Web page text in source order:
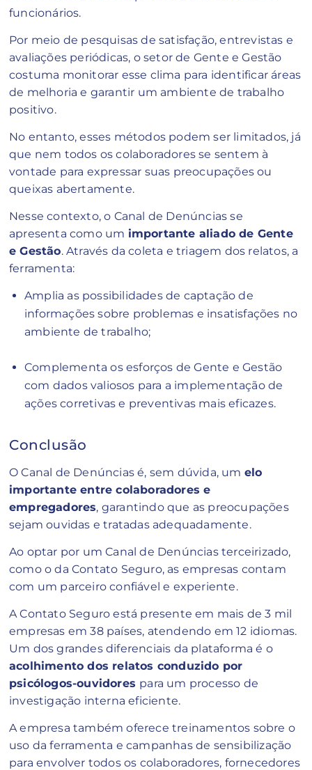
funcionários.
Por meio de pesquisas de satisfação, entrevistas e
avaliações periódicas, o setor de Gente e Gestão
costuma monitorar esse clima para identificar áreas
de melhoria e garantir um ambiente de trabalho
positivo.
No entanto, esses métodos podem ser limitados, já
que nem todos os colaboradores se sentem à
vontade para expressar suas preocupações ou
queixas abertamente.
Nesse contexto, o Canal de Denúncias se
apresenta como um importante aliado de Gente
e Gestão. Através da coleta e triagem dos relatos, a
ferramenta:
Amplia as possibilidades de captação de
informações sobre problemas e insatisfações no
ambiente de trabalho;
Complementa os esforços de Gente e Gestão
com dados valiosos para a implementação de
ações corretivas e preventivas mais eficazes.
Conclusão
O Canal de Denúncias é, sem dúvida, um elo
importante entre colaboradores e
empregadores, garantindo que as preocupações
sejam ouvidas e tratadas adequadamente.
Ao optar por um Canal de Denúncias terceirizado,
como o da Contato Seguro, as empresas contam
com um parceiro confiável e experiente.
A Contato Seguro está presente em mais de 3 mil
empresas em 38 países, atendendo em 12 idiomas.
Um dos grandes diferenciais da plataforma é o
acolhimento dos relatos conduzido por
psicólogos-ouvidores para um processo de
investigação interna eficiente.
A empresa também oferece treinamentos sobre o
uso da ferramenta e campanhas de sensibilização
para envolver todos os colaboradores, fornecedores